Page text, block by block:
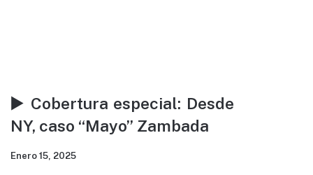
▶️ Cobertura especial: Desde
NY, caso “Mayo” Zambada
Enero 15, 2025